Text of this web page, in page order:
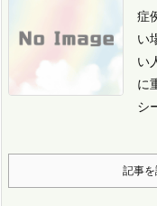
症
い
い
に
シ
記事